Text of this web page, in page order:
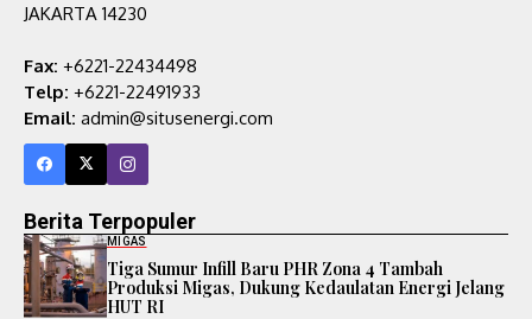
JAKARTA 14230
Fax: +6221-22434498
Telp: +6221-22491933
Email: admin@situsenergi.com
Berita Terpopuler
MIGAS
Tiga Sumur Infill Baru PHR Zona 4 Tambah
Produksi Migas, Dukung Kedaulatan Energi Jelang
HUT RI